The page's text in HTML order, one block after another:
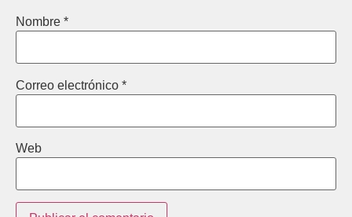
Nombre *
Correo electrónico *
Web